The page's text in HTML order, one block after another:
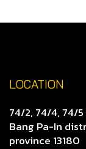
LOCATION
74/2, 74/4, 74/
Bang Pa-In
province 13180